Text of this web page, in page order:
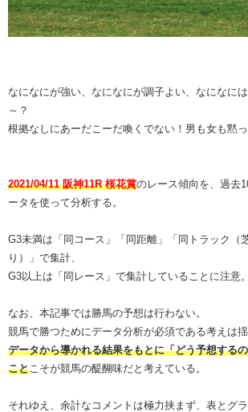
なになにが強い、なになにが調子よい、なになに
～？
根拠なしにあーだこーだ喚くでない！男も女も黙
2021/04/11 阪神11R 桜花賞のレース傾向を、過去
ータを使って分析する。
G3未満は「同コース」「同距離」「同トラック（
り）」で集計、
G3以上は「同レース」で集計していることに注意。
なお、本記事では勝馬の予想は行わない。
競馬で勝つためにデータ分析が必須である考えは揺
データから導かれる結果をもとに「どう予想する
こと こそが競馬の醍醐味だと考えている。
それゆえ、余計なコメントは極力挟まず、表とグ